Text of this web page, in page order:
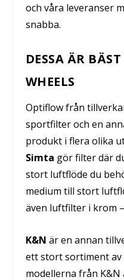
och våra leveranser
snabba.
DESSA ÄR
WHEELS
Optiflow från
sportfilter och en
produkt i flera olika
Simta gör filter där
stort luftflöde du
medium till stort
även luftfilter i krom
K&N är en annan
ett stort sortiment
modellerna från